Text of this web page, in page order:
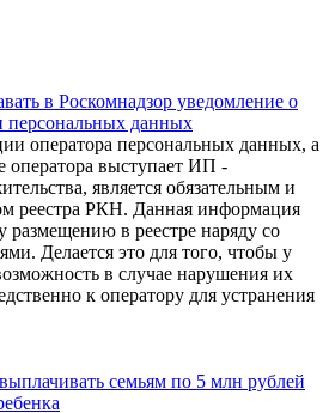
в Роскомнадзор уведомление о
персональных данных
оператора персональных данных, а
оператора выступает ИП -
является обязательным и
реестра РКН. Данная информация
размещению в реестре наряду со
Делается это для того, чтобы у
в случае нарушения их
к оператору для устранения
семьям по 5 млн рублей